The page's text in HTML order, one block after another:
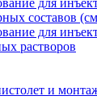
для
составов
для
растворов
и